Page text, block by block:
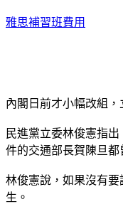
雅思補習班費用
內閣日前才小幅改組
民進黨立委林俊憲指
件的交通部長賀陳旦
林俊憲說，如果沒有
生。